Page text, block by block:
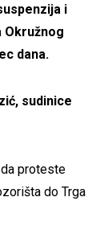
i
Okružnog
dana.
sudinice
proteste
do Trga